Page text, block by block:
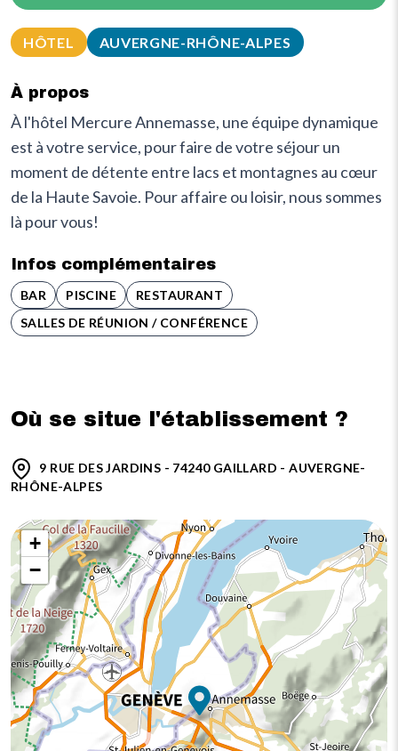
HÔTEL AUVERGNE-RHÔNE-ALPES
À propos
À l'hôtel Mercure Annemasse, une équipe dynamique
est à votre service, pour faire de votre séjour un
moment de détente entre lacs et montagnes au cœur
de la Haute Savoie. Pour affaire ou loisir, nous sommes
là pour vous!
Infos complémentaires
BAR PISCINE
RESTAURANT
SALLES DE RÉUNION / CONFÉRENCE
Où se situe l'établissement ?
9 RUE DES JARDINS - 74240 GAILLARD - AUVERGNE-
RHÔNE-ALPES
+
−